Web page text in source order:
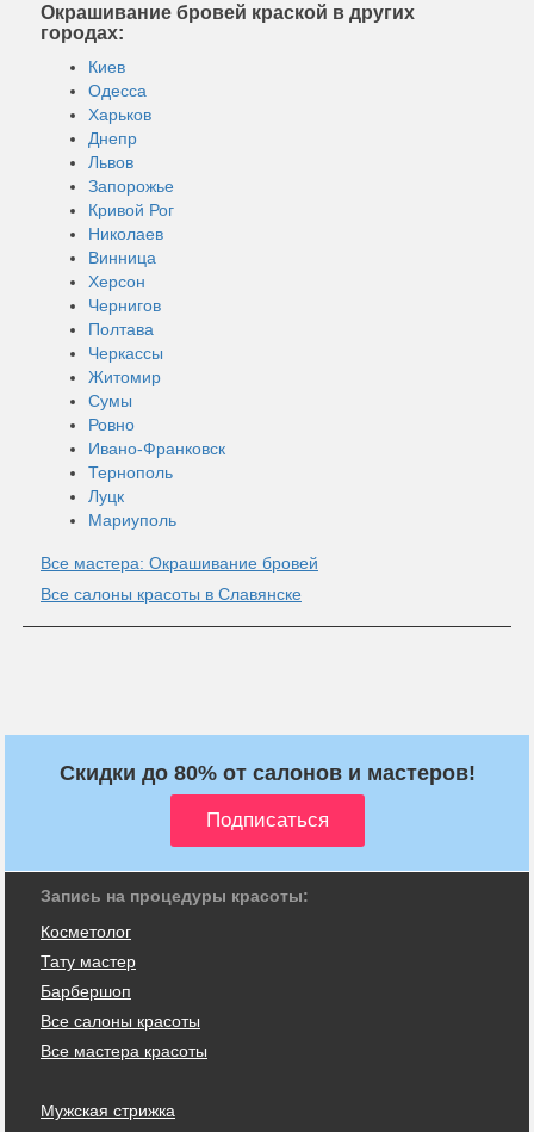
Окрашивание бровей краской в других
городах:
Киев
Одесса
Харьков
Днепр
Львов
Запорожье
Кривой Рог
Николаев
Винница
Херсон
Чернигов
Полтава
Черкассы
Житомир
Сумы
Ровно
Ивано-Франковск
Тернополь
Луцк
Мариуполь
Все мастера: Окрашивание бровей
Все салоны красоты в Славянске
Скидки до 80% от салонов и мастеров!
Запись на процедуры красоты:
Косметолог
Тату мастер
Барбершоп
Все салоны красоты
Все мастера красоты
Мужская стрижка